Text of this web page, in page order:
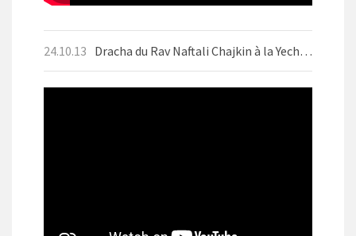
24.10.13 Dracha du Rav Naftali Chajkin à la Yechiva d'Aix-les-Bains le mercredi 9 octobre 2024